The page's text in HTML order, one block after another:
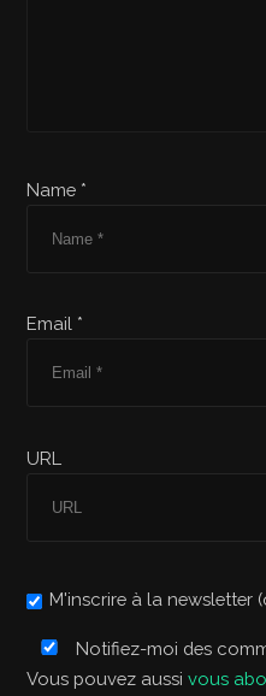
Name *
Email *
URL
M'inscrire à la newsletter
Notifiez-moi des
Vous pouvez aussivous